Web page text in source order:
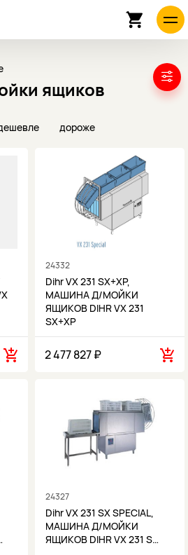
ящиков
дороже
24332
Dihr VX 231 SX+XP,
МАШИНА Д/МОЙКИ
ЯЩИКОВ DIHR VX 231
SX+XP
2 477 827 ₽
24327
Dihr VX 231 SX SPECIAL,
МАШИНА Д/МОЙКИ
ЯЩИКОВ DIHR VX 231 S…